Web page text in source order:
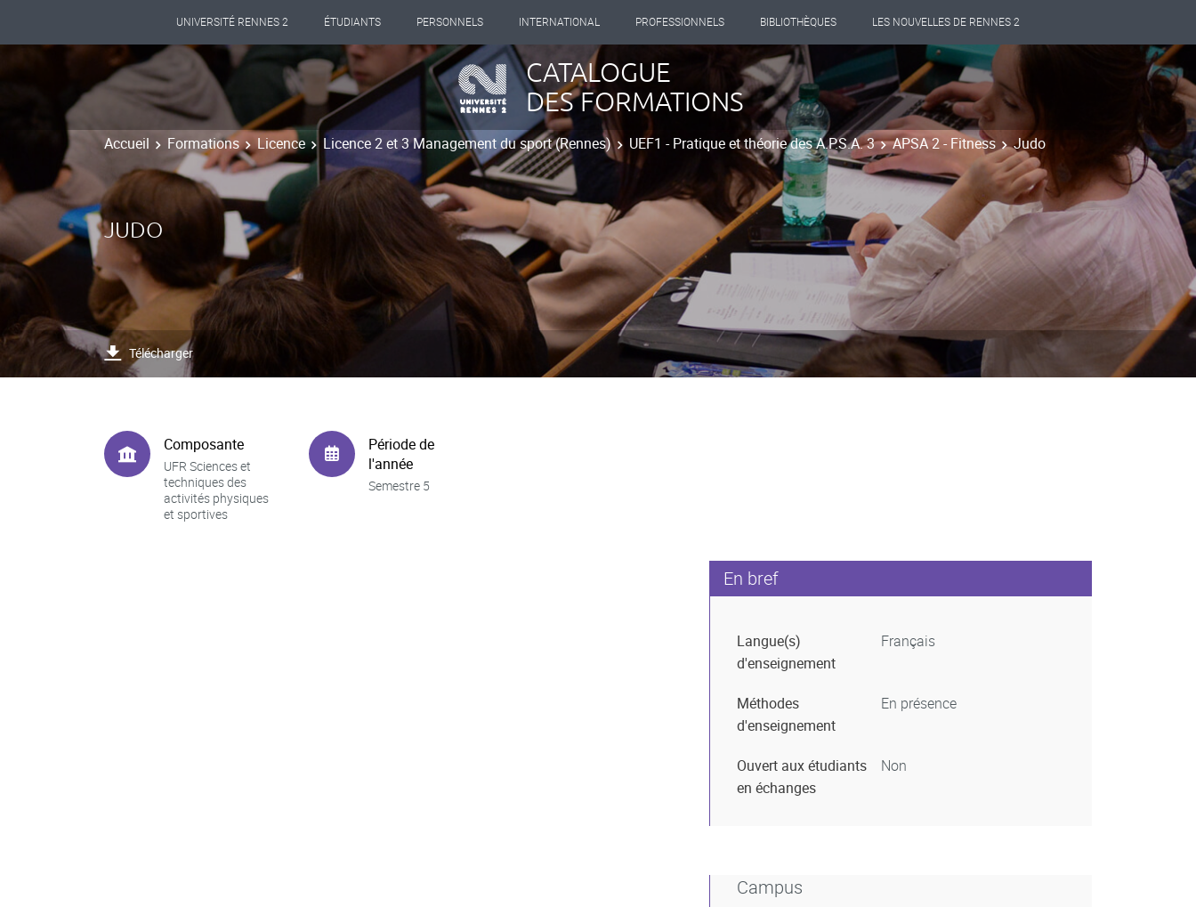
UNIVERSITÉ RENNES 2 ÉTUDIANTS PERSONNELS INTERNATIONAL PROFESSIONNELS BIBLIOTHÈQUES LES NOUVELLES DE RENNES 2
CATALOGUE
DES FORMATIONS
Accueil Formations Licence Licence 2 et 3 Management du sport (Rennes) UEF1 - Pratique et théorie des A.P.S.A. 3 APSA 2 - Fitness Judo
JUDO
Télécharger
Composante
UFR Sciences et
techniques des
activités physiques
et sportives
Période de
l'année
Semestre 5
En bref
Langue(s)
d'enseignement
Français
Méthodes
d'enseignement
En présence
Ouvert aux étudiants
en échanges
Non
Campus